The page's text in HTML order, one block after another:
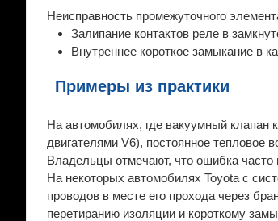
Неисправность промежуточного
Залипание контактов реле в
Внутреннее короткое замыкание в
Примеры из практики
На автомобилях, где вакуумный клапан
двигателями V6), постоянное тепловое
Владельцы отмечают, что ошибка часто
На некоторых автомобилях Toyota с
проводов в месте его прохода через
перетиранию изоляции и короткому